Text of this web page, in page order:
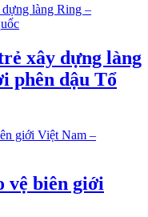
xây dựng làng
phên dậu Tổ
vệ biên giới